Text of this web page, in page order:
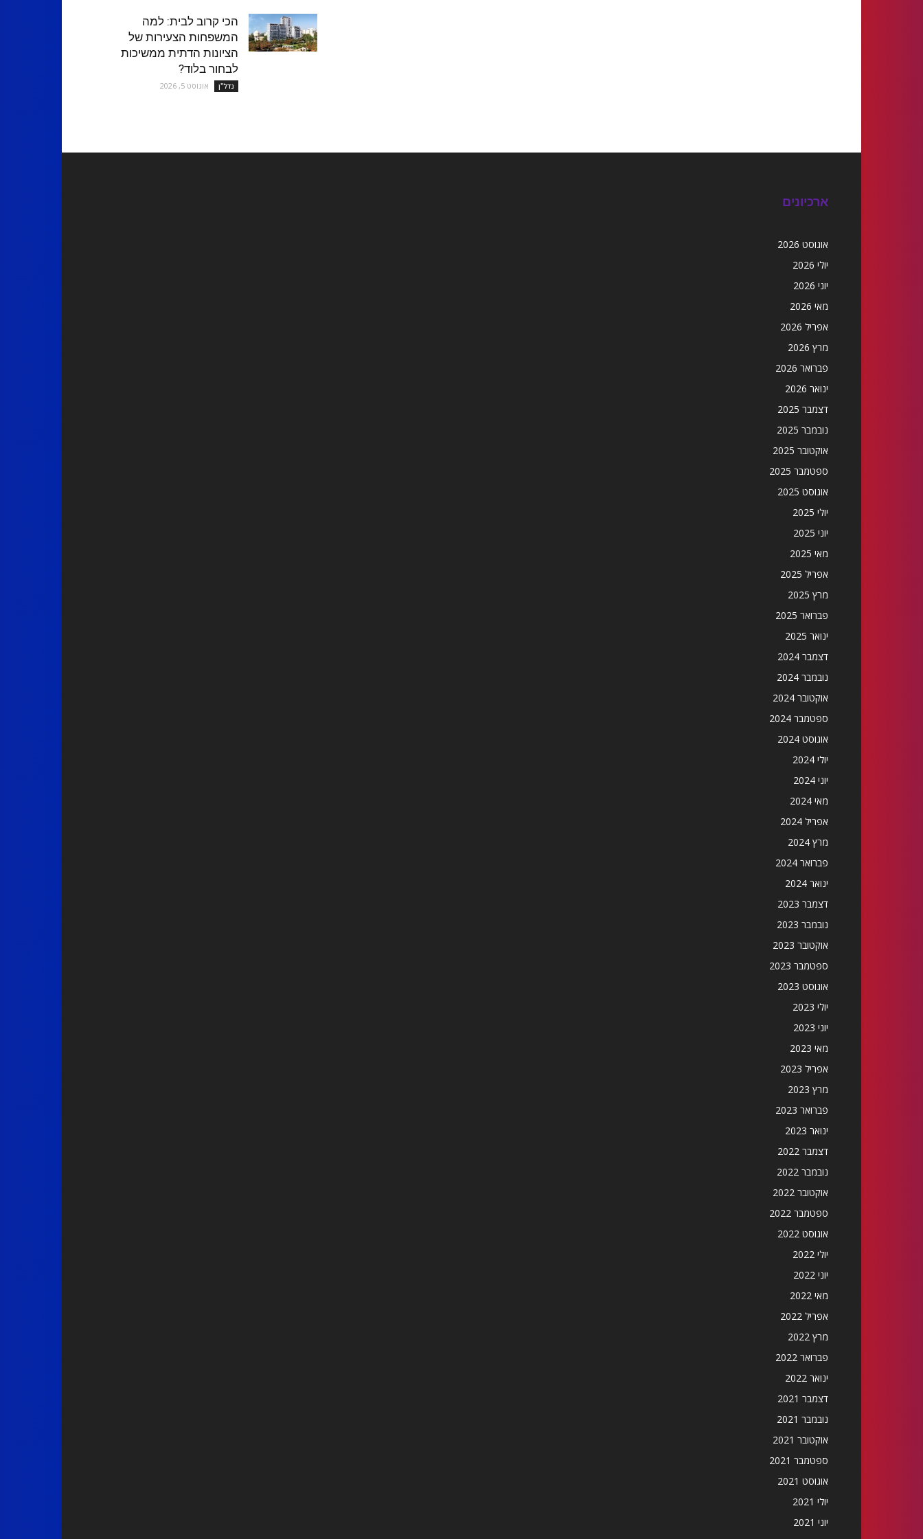
הכי קרוב לבית: למה
המשפחות הצעירות של
הציונות הדתית ממשיכות
לבחור בלוד?
נדל''ן אוגוסט 5, 2026
ארכיונים
אוגוסט 2026
יולי 2026
יוני 2026
מאי 2026
אפריל 2026
מרץ 2026
פברואר 2026
ינואר 2026
דצמבר 2025
נובמבר 2025
אוקטובר 2025
ספטמבר 2025
אוגוסט 2025
יולי 2025
יוני 2025
מאי 2025
אפריל 2025
מרץ 2025
פברואר 2025
ינואר 2025
דצמבר 2024
נובמבר 2024
אוקטובר 2024
ספטמבר 2024
אוגוסט 2024
יולי 2024
יוני 2024
מאי 2024
אפריל 2024
מרץ 2024
פברואר 2024
ינואר 2024
דצמבר 2023
נובמבר 2023
אוקטובר 2023
ספטמבר 2023
אוגוסט 2023
יולי 2023
יוני 2023
מאי 2023
אפריל 2023
מרץ 2023
פברואר 2023
ינואר 2023
דצמבר 2022
נובמבר 2022
אוקטובר 2022
ספטמבר 2022
אוגוסט 2022
יולי 2022
יוני 2022
מאי 2022
אפריל 2022
מרץ 2022
פברואר 2022
ינואר 2022
דצמבר 2021
נובמבר 2021
אוקטובר 2021
ספטמבר 2021
אוגוסט 2021
יולי 2021
יוני 2021